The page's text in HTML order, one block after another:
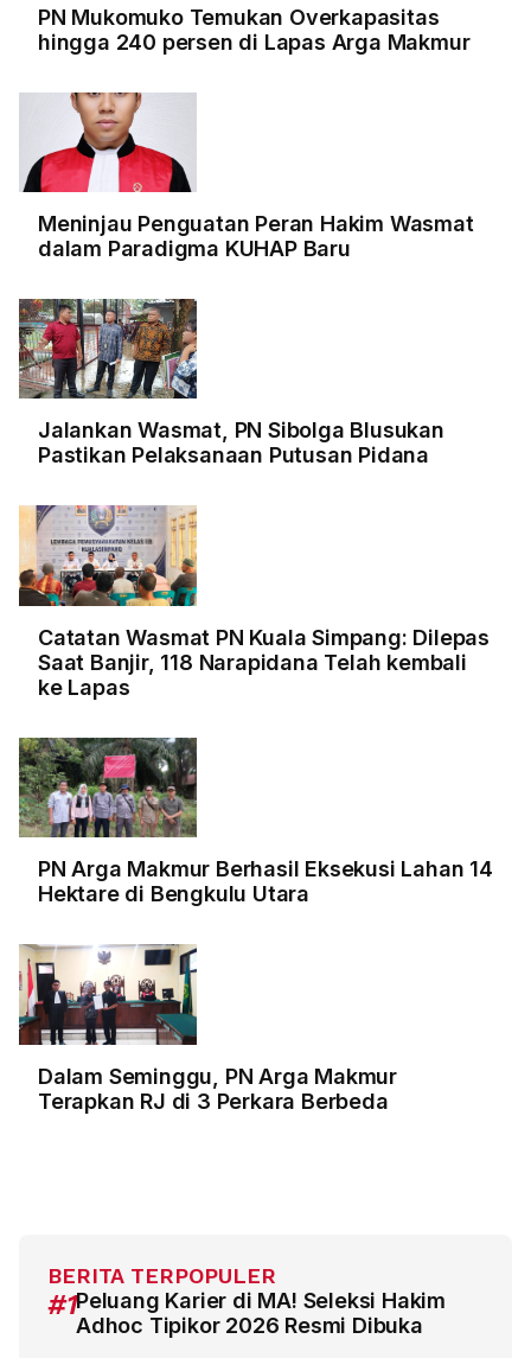
PN Mukomuko Temukan Overkapasitas
hingga 240 persen di Lapas Arga Makmur
Meninjau Penguatan Peran Hakim Wasmat
dalam Paradigma KUHAP Baru
Jalankan Wasmat, PN Sibolga Blusukan
Pastikan Pelaksanaan Putusan Pidana
Catatan Wasmat PN Kuala Simpang: Dilepas
Saat Banjir, 118 Narapidana Telah kembali
ke Lapas
PN Arga Makmur Berhasil Eksekusi Lahan 14
Hektare di Bengkulu Utara
Dalam Seminggu, PN Arga Makmur
Terapkan RJ di 3 Perkara Berbeda
BERITA TERPOPULER
#1Peluang Karier di MA! Seleksi Hakim
Adhoc Tipikor 2026 Resmi Dibuka